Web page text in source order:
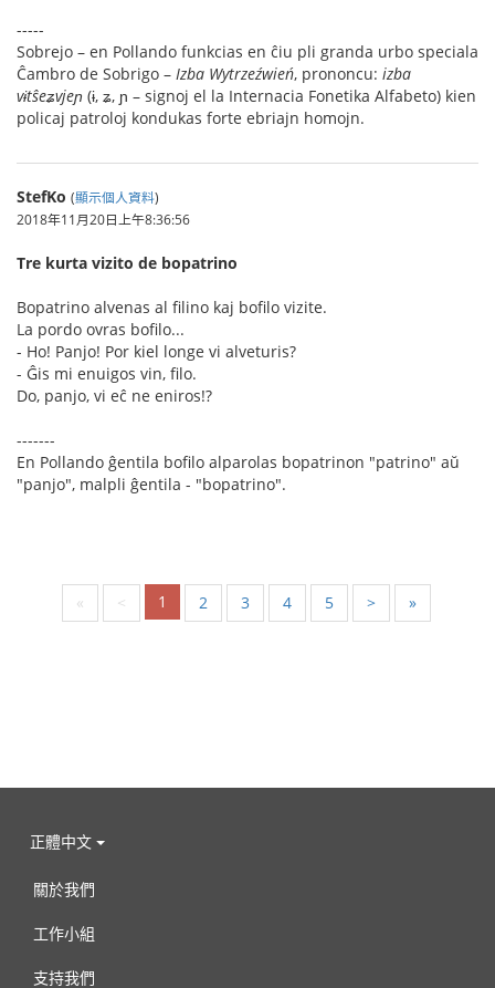
-----
Sobrejo – en Pollando funkcias en ĉiu pli granda urbo speciala
Ĉambro de Sobrigo – Izba Wytrzeźwień, prononcu: izba
vɨtŝeʑvjeɲ (ɨ, ʑ, ɲ – signoj el la Internacia Fonetika Alfabeto) kien
policaj patroloj kondukas forte ebriajn homojn.
StefKo (顯示個人資料)
2018年11月20日上午8:36:56
Tre kurta vizito de bopatrino
Bopatrino alvenas al filino kaj bofilo vizite.
La pordo ovras bofilo...
- Ho! Panjo! Por kiel longe vi alveturis?
- Ĝis mi enuigos vin, filo.
Do, panjo, vi eĉ ne eniros!?
-------
En Pollando ĝentila bofilo alparolas bopatrinon "patrino" aŭ
"panjo", malpli ĝentila - "bopatrino".
« < 1 2 3 4 5 > »
正體中文
關於我們
工作小組
支持我們